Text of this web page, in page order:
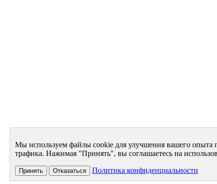
Мы используем файлы cookie для улучшения вашего опыта
трафика. Нажимая "Принять", вы соглашаетесь на
Принять Отказаться Политика конфиденциальности